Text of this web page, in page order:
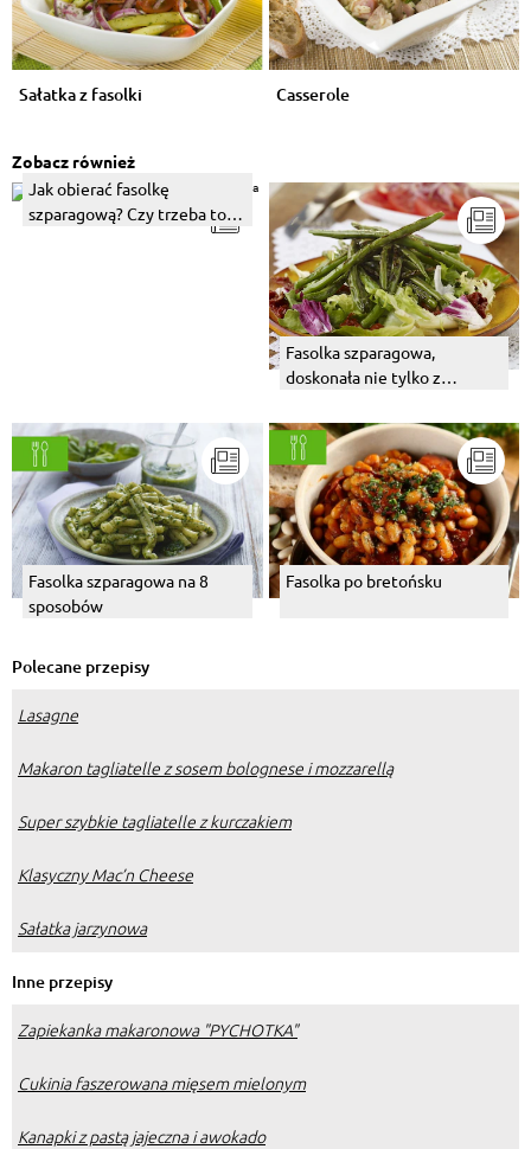
Sałatka z fasolki Casserole
Zobacz również
Jak obierać fasolkę
szparagową? Czy trzeba to
Fasolka szparagowa,
doskonała nie tylko z
Fasolka szparagowa na 8
sposobów
Fasolka po bretońsku
Polecane przepisy
Lasagne
Makaron tagliatelle z sosem bolognese i mozzarellą
Super szybkie tagliatelle z kurczakiem
Klasyczny Mac’n Cheese
Sałatka jarzynowa
Inne przepisy
Zapiekanka makaronowa "PYCHOTKA"
Cukinia faszerowana mięsem mielonym
Kanapki z pastą jajeczna i awokado